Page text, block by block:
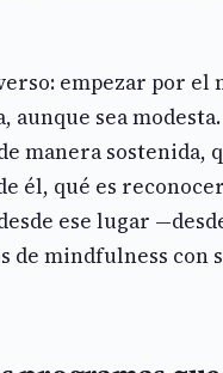
empezar por el
sea
manera sostenida,
él, qué es
ese lugar
mindfulness con